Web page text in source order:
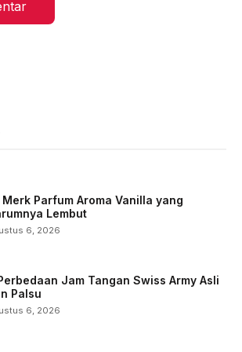
Merk Parfum Aroma Vanilla yang
Lembut
6, 2026
Jam Tangan Swiss Army Asli
Palsu
6, 2026